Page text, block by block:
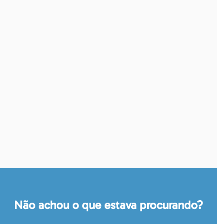
Não achou o que estava procurando?